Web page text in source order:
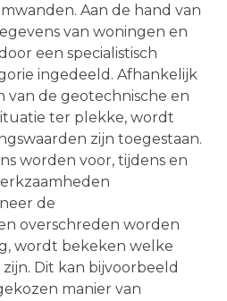
Aan de hand van
van woningen en
een specialistisch
ingedeeld. Afhankelijk
van de geotechnische en
ter plekke, wordt
zijn toegestaan.
worden voor, tijdens en
de
overschreden worden
wordt bekeken welke
Dit kan bijvoorbeeld
manier van